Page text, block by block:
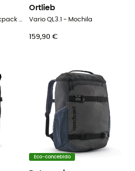
Atlas Explorer™ 28L Backpack - Mochila de caminhada
Ortlieb
Vario QL3.1 - Mochila
159,90 €
Eco-concebido